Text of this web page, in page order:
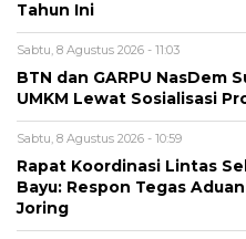
Tahun Ini
Sabtu, 8 Agustus 2026 - 11:03
BTN dan GARPU NasDem
UMKM Lewat Sosialisasi
Sabtu, 8 Agustus 2026 - 10:59
Rapat Koordinasi Lintas
Bayu: Respon Tegas
Joring